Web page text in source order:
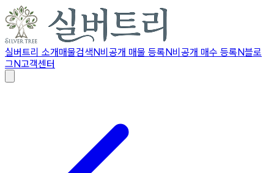
실버트리 소개매물검색N비공개 매물 등록N비공개 매수 등록N블로
그N고객센터